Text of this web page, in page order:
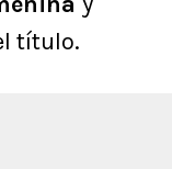
título.